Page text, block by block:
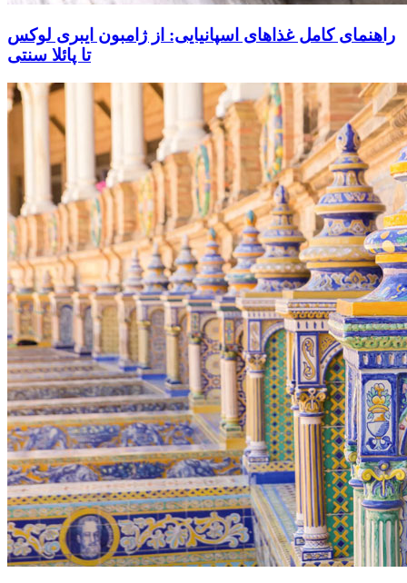
راهنمای کامل غذاهای اسپانیایی: از ژامبون ایبری لوکس
تا پائلا سنتی